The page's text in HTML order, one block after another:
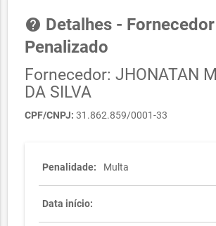
help Detalhes - Fornecedor
Penalizado
Fornecedor: JHONATAN
DA SILVA
CPF/CNPJ: 31.862.859/0001-33
Penalidade: Multa
Data início: